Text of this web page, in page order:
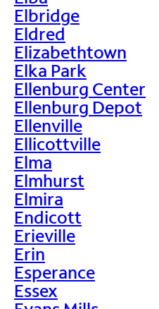
Elbridge
Eldred
Elizabethtown
Elka Park
Ellenburg Center
Ellenburg Depot
Ellenville
Ellicottville
Elma
Elmhurst
Elmira
Endicott
Erieville
Erin
Esperance
Essex